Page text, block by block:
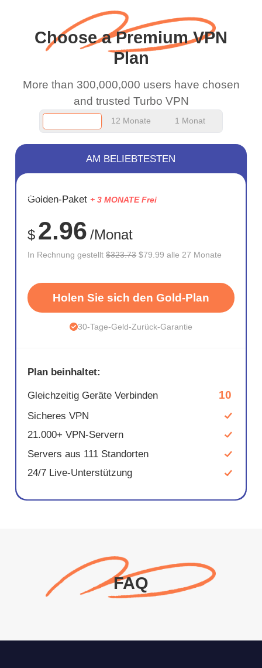
and keep up the good
Choose a Premium VPN
Plan
More than 300,000,000 users have chosen
and trusted Turbo VPN
12 Monate 1 Monat
SPARE
75%
AM BELIEBTESTEN
Golden-Paket + 3 MONATE Frei
$ 2.96 /Monat
In Rechnung gestellt$323.73 $79.99 alle 27 Monate
Holen Sie sich den Gold-Plan
30-Tage-Geld-Zurück-Garantie
Plan beinhaltet:
Gleichzeitig Geräte Verbinden 10
Sicheres VPN
21.000+ VPN-Servern
Servers aus 111 Standorten
24/7 Live-Unterstützung
FAQ